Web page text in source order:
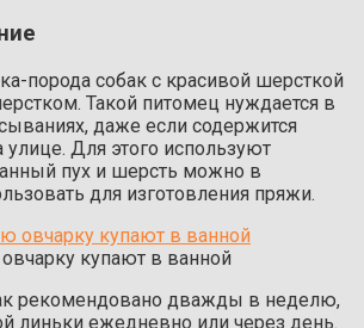
порода собак с красивой шерсткой
Такой питомец нуждается в
даже если содержится
улице. Для этого используют
пух и шерсть можно в
для изготовления пряжи.
купают в ванной
рекомендовано дважды в неделю,
линьки ежедневно или через день.